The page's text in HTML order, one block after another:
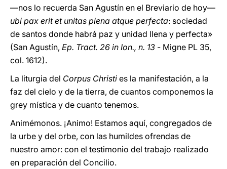
—nos lo recuerda San Agustín en el Breviario de hoy—
ubi pax erit et unitas plena atque perfecta: sociedad
de santos donde habrá paz y unidad llena y perfecta»
(San Agustín, Ep. Tract. 26 in Ion., n. 13 - Migne PL 35,
col. 1612).
La liturgia del Corpus Christi es la manifestación, a la
faz del cielo y de la tierra, de cuantos componemos la
grey mística y de cuanto tenemos.
Animémonos. ¡Animo! Estamos aquí, congregados de
la urbe y del orbe, con las humildes ofrendas de
nuestro amor: con el testimonio del trabajo realizado
en preparación del Concilio.